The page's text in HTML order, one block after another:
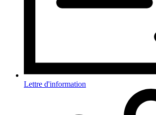
Lettre d'information